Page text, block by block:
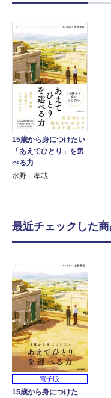
15歳から身につけたい
「あえてひとり」を選
べる力
水野 孝哉
最近チェックした
電子版
15歳から身につけた